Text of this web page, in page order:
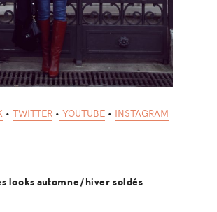
• TWITTER • YOUTUBE • INSTAGRAM
looks automne/hiver soldés